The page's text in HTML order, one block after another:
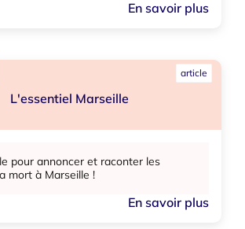
En savoir plus
article
L'essentiel Marseille
pour annoncer et raconter les
mort à Marseille !
En savoir plus